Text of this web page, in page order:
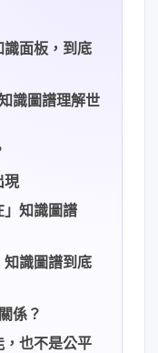
面板，到底
識圖譜理解世
現
」知識圖譜
識圖譜到底
係？
也不是公平